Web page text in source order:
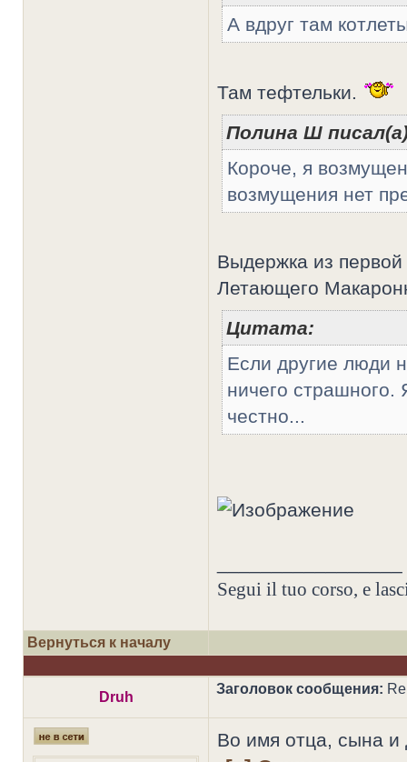
А вдруг там
Там тефтельки.
Полина Ш
Короче, я
возмущения нет
Выдержка из первой
Летающего
Цитата:
Если другие люди
ничего страшного.
честно...
Segui il tuo corso, e
Вернуться к началу
Druh
Заголовок сообщения:
Во имя отца, сына и